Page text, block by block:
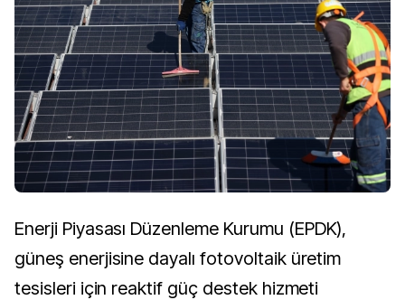
Enerji Piyasası Düzenleme Kurumu (EPDK),
güneş enerjisine dayalı fotovoltaik üretim
tesisleri için reaktif güç destek hizmeti